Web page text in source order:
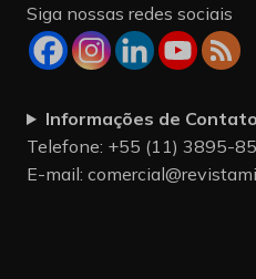
Siga nossas redes sociais
Informações de Contato
Telefone: +55 (11) 3895-
E-mail: